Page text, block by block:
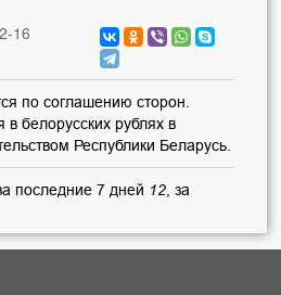
16
по соглашению сторон.
белорусских рублях в
Республики Беларусь.
за последние 7 дней 12 , за